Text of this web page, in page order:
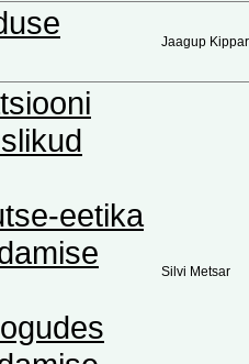
Jaagup Kippar
eetika
Silvi Metsar